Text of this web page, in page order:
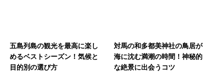
五島列島の観光を最高に楽し
めるベストシーズン！気候と
目的別の選び方
対馬の和多都美神社の鳥居が
海に沈む満潮の時間！神秘的
な絶景に出会うコツ